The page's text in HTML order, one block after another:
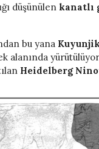
düşünülen kanatlı
bu yana
alanında
Heidelberg